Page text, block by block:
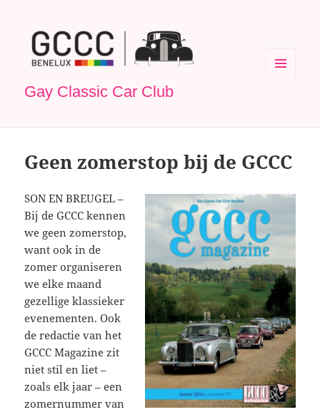
Gay Classic Car Club
Geen zomerstop bij de GCCC
SON EN BREUGEL –
Bij de GCCC kennen
we geen zomerstop,
want ook in de
zomer organiseren
we elke maand
gezellige klassieker
evenementen. Ook
de redactie van het
GCCC Magazine zit
niet stil en liet –
zoals elk jaar – een
zomernummer van